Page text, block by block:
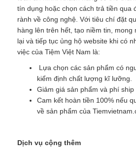
tín dụng hoặc chọn cách trả tiền qua
rành về công nghệ. Với tiêu chí đặt
hàng lên trên hết, tạo niềm tin, mong
lại và tiếp tục ủng hộ website khi có
việc của Tiệm Việt Nam là:
Lựa chọn các sản phẩm có
kiểm định chất lượng kĩ lưỡng.
Giảm giá sản phẩm và phí
Cam kết hoàn tiền 100% nếu
về sản phẩm của
Dịch vụ cộng thêm